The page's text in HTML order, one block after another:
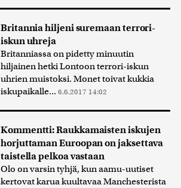
Britannia hiljeni suremaan terrori-
iskun uhreja
Britanniassa on pidetty minuutin
hiljainen hetki Lontoon terrori-iskun
uhrien muistoksi. Monet toivat kukkia
iskupaikalle... 6.6.2017 14:02
Kommentti: Raukkamaisten iskujen
horjuttaman Euroopan on jaksettava
taistella pelkoa vastaan
Olo on varsin tyhjä, kun aamu-uutiset
kertovat karua kuultavaa Manchesterista